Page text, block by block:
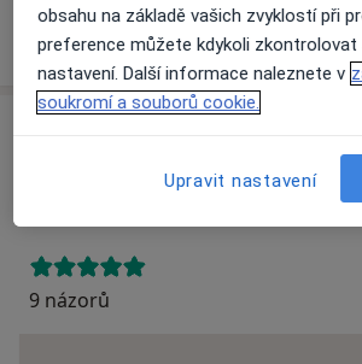
Více
o adrese
Přidejte svůj názor
9 názorů
obsahu na základě vašich zvyklostí při
preference můžete kdykoli
nastavení. Další informace naleznete v
soukromí a souborů cookie.
Upravit nastavení